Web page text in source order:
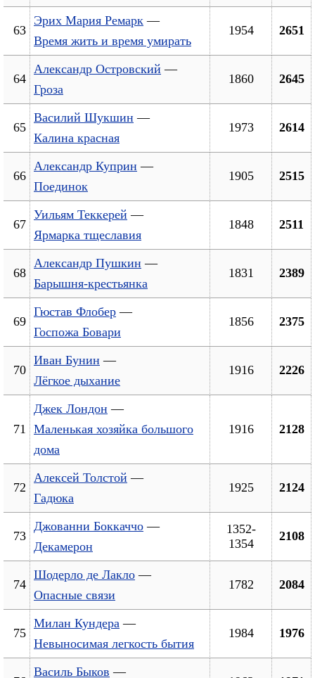
63
Эрих Мария Ремарк —
Время жить и время умирать
1954 2651
64
Александр Островский —
Гроза
1860 2645
65
Василий Шукшин —
Калина красная
1973 2614
66
Александр Куприн —
Поединок
1905 2515
67
Уильям Теккерей —
Ярмарка тщеславия
1848 2511
68
Александр Пушкин —
Барышня-крестьянка
1831 2389
69
Гюстав Флобер —
Госпожа Бовари
1856 2375
70
Иван Бунин —
Лёгкое дыхание
1916 2226
71
Джек Лондон —
Маленькая хозяйка большого
дома
1916 2128
72
Алексей Толстой —
Гадюка
1925 2124
73
Джованни Боккаччо —
Декамерон
1352-
1354
2108
74
Шодерло де Лакло —
Опасные связи
1782 2084
75
Милан Кундера —
Невыносимая легкость бытия
1984 1976
Василь Быков —